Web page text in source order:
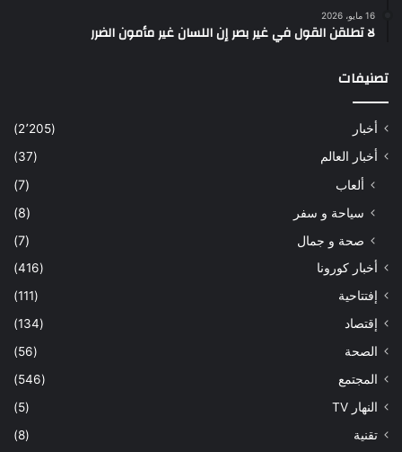
16 مايو، 2026
لا تطلقن القول في غير بصر إن اللسان غير مأمون الضرر
تصنيفات
أخبار
(2٬205)
أخبار العالم
(37)
ألعاب
(7)
سياحة و سفر
(8)
صحة و جمال
(7)
أخبار كورونا
(416)
إفتتاحية
(111)
إقتصاد
(134)
الصحة
(56)
المجتمع
(546)
النهار TV
(5)
تقنية
(8)